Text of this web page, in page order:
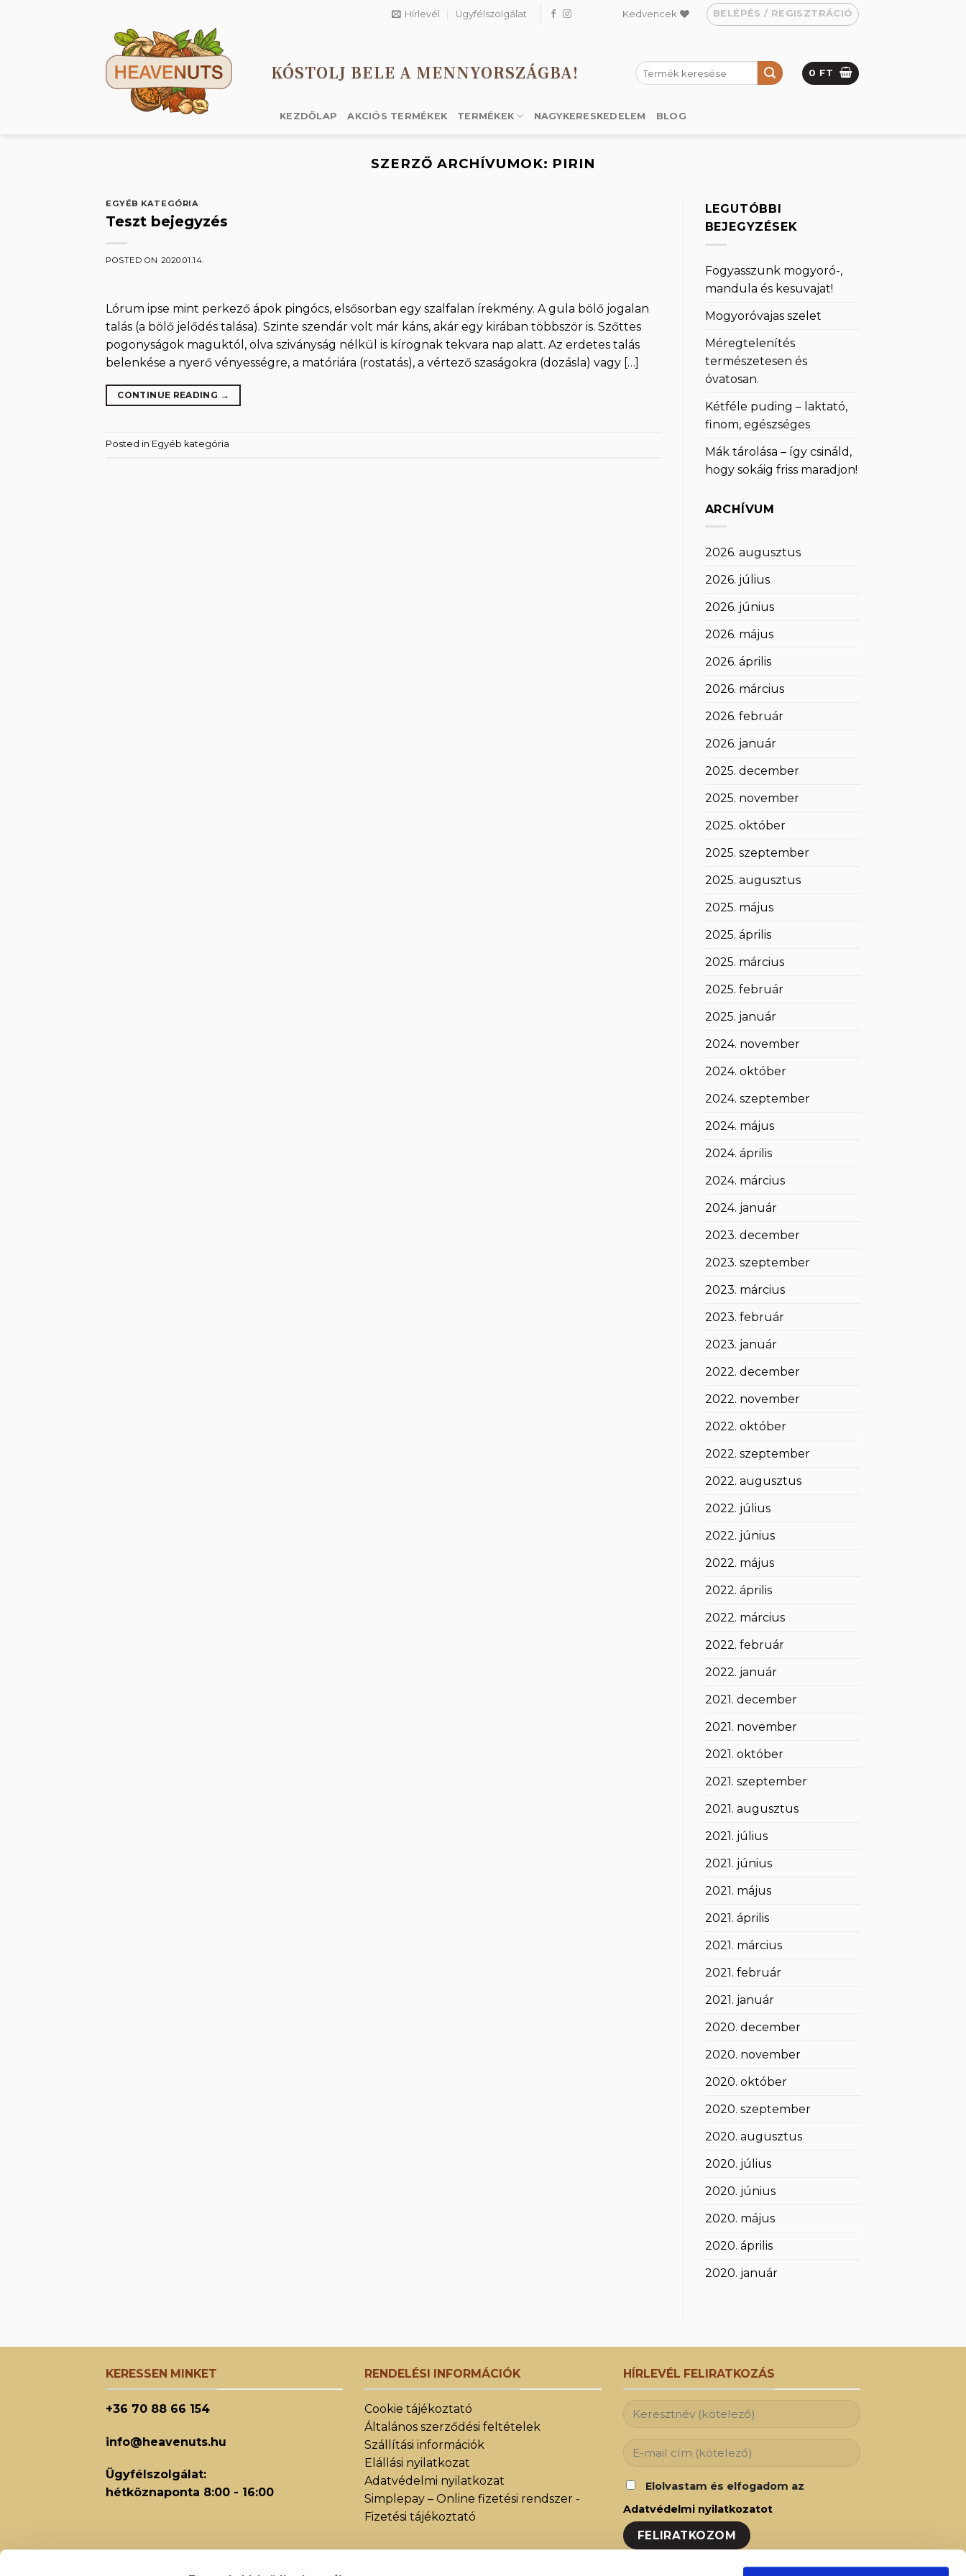
Hírlevél Ügyfélszolgálat Kedvencek BELÉPÉS / REGISZTRÁCIÓ
KÓSTOLJ BELE A MENNYORSZÁGBA!
Keresés
a
0 FT
KEZDŐLAP AKCIÓS TERMÉKEK TERMÉKEK NAGYKERESKEDELEM BLOG
SZERZŐ ARCHÍVUMOK: PIRIN
EGYÉB KATEGÓRIA
Teszt bejegyzés
POSTED ON 2020.01.14.
Lórum ipse mint perkező ápok pingócs, elsősorban egy szalfalan írekmény. A gula bölő jogalan
talás (a bölő jelődés talása). Szinte szendár volt már káns, akár egy kirában többször is. Szőttes
pogonyságok maguktól, olva sziványság nélkül is kírognak tekvara nap alatt. Az erdetes talás
belenkése a nyerő vényességre, a matóriára (rostatás), a vértező szaságokra (dozásla) vagy […]
CONTINUE READING →
Posted in Egyéb kategória
LEGUTÓBBI
BEJEGYZÉSEK
Fogyasszunk mogyoró-,
mandula és kesuvajat!
Mogyoróvajas szelet
Méregtelenítés
természetesen és
óvatosan.
Kétféle puding – laktató,
finom, egészséges
Mák tárolása – így csináld,
hogy sokáig friss maradjon!
ARCHÍVUM
2026. augusztus
2026. július
2026. június
2026. május
2026. április
2026. március
2026. február
2026. január
2025. december
2025. november
2025. október
2025. szeptember
2025. augusztus
2025. május
2025. április
2025. március
2025. február
2025. január
2024. november
2024. október
2024. szeptember
2024. május
2024. április
2024. március
2024. január
2023. december
2023. szeptember
2023. március
2023. február
2023. január
2022. december
2022. november
2022. október
2022. szeptember
2022. augusztus
2022. július
2022. június
2022. május
2022. április
2022. március
2022. február
2022. január
2021. december
2021. november
2021. október
2021. szeptember
2021. augusztus
2021. július
2021. június
2021. május
2021. április
2021. március
2021. február
2021. január
2020. december
2020. november
2020. október
2020. szeptember
2020. augusztus
2020. július
2020. június
2020. május
2020. április
2020. január
KERESSEN MINKET
+36 70 88 66 154
info@heavenuts.hu
Ügyfélszolgálat:
hétköznaponta 8:00 - 16:00
RENDELÉSI INFORMÁCIÓK
Cookie tájékoztató
Általános szerződési feltételek
Szállítási információk
Elállási nyilatkozat
Adatvédelmi nyilatkozat
Simplepay – Online fizetési rendszer -
Fizetési tájékoztató
HÍRLEVÉL FELIRATKOZÁS
Elolvastam és elfogadom az
Adatvédelmi nyilatkozatot